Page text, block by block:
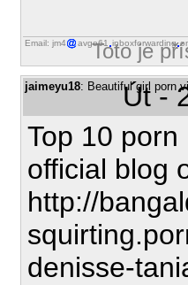
Email: jm4 avgo61 inboxforwarding
Toto je
jaimeyu18: Beautiful girl porn
Út -
Top 10
official blog
http://
denisse-